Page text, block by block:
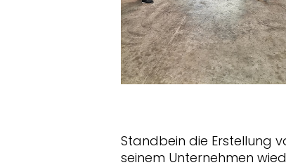
Standbein die Erstellung
seinem Unternehmen